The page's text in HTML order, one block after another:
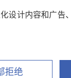
和功率计无
CSV数据标
设计内容和广告
拒绝